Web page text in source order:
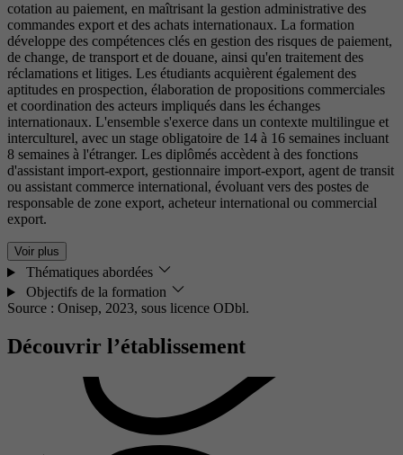
cotation au paiement, en maîtrisant la gestion administrative des
commandes export et des achats internationaux. La formation
développe des compétences clés en gestion des risques de paiement,
de change, de transport et de douane, ainsi qu'en traitement des
réclamations et litiges. Les étudiants acquièrent également des
aptitudes en prospection, élaboration de propositions commerciales
et coordination des acteurs impliqués dans les échanges
internationaux. L'ensemble s'exerce dans un contexte multilingue et
interculturel, avec un stage obligatoire de 14 à 16 semaines incluant
8 semaines à l'étranger. Les diplômés accèdent à des fonctions
d'assistant import-export, gestionnaire import-export, agent de transit
ou assistant commerce international, évoluant vers des postes de
responsable de zone export, acheteur international ou commercial
export.
Voir plus
Thématiques abordées
Objectifs de la formation
Source : Onisep, 2023, sous licence ODbl.
Découvrir l’établissement